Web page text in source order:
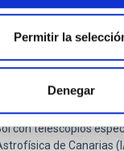
Permitir la
Denegar
a acercar el
Phe Festival
por segundo año
gratuitas que
el Observatorio
con telescopios
de Canarias